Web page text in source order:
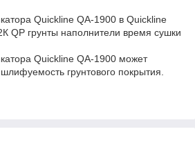
Quickline QA-1900 в Quickline
QP грунты наполнители время сушки
Quickline QA-1900 может
грунтового покрытия.